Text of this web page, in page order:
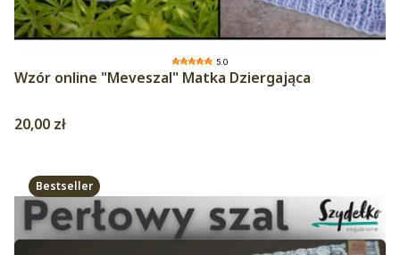
5.0
Wzór online "Meveszal" Matka Dziergająca
Cena
20,00 zł
Bestseller